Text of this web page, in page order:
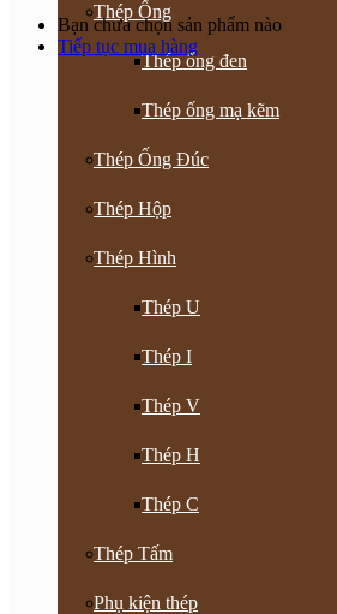
Bạn chưa chọn sản phẩm nào
Tiếp tục mua hàng
Thép Ống
Thép ống đen
Thép ống mạ kẽm
Thép Ống Đúc
Thép Hộp
Thép Hình
Thép U
Thép I
Thép V
Thép H
Thép C
Thép Tấm
Phụ kiện thép